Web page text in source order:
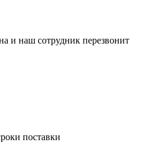
и наш сотрудник перезвонит
поставки